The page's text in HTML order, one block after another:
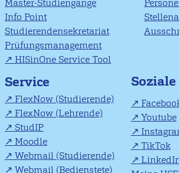
Master-Studiengänge
Info Point
Studierendensekretariat
Prüfungsmanagement
HISinOne Service Tool
Service
FlexNow (Studierende)
FlexNow (Lehrende)
StudIP
Moodle
Webmail (Studierende)
Webmail (Bedienstete)
Youtube
TikTok